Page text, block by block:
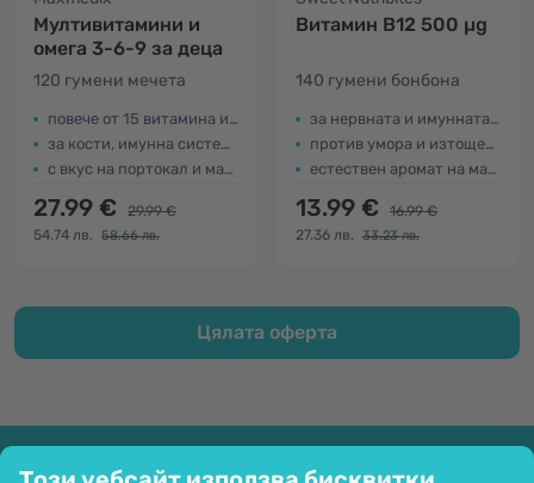
Мултивитамини и
омега 3-6-9 за деца
120 гумени мечета
повече от 15 витамина и минерала
за кости, имунна система и енергия
с вкус на портокал и малина
27.99 €
29.99 €
54.74 лв.
58.66 лв.
Витамин В12 500 µg
140 гумени бонбона
за нервната и имунната система
против умора и изтощение
естествен аромат на малина
13.99 €
16.99 €
27.36 лв.
33.23 лв.
Цялата оферта
Компания